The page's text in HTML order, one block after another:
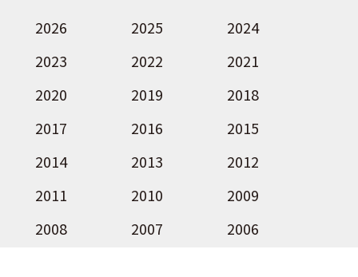
2026 2025
2024
2023
2022
2021
2020
2019
2018
2017
2016
2015
2014
2013
2012
2011
2010
2009
2008
2007 2006